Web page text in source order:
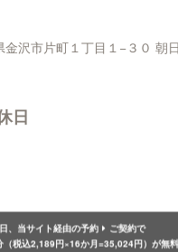
沢市片町１丁目１−３０ 朝
日
、当サイト経由の予約
ご契約で
（税込2,189円×16か月=35,024円）が無料